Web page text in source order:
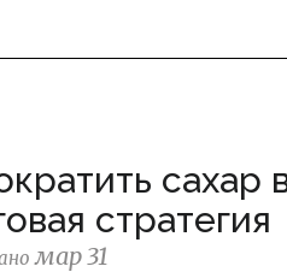
сахар
стратегия
мар 31